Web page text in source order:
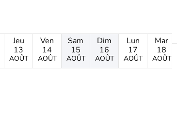
Jeu
13
AOÛT
Ven
14
AOÛT
Sam
15
AOÛT
Dim
16
AOÛT
Lun
17
AOÛT
Mar
18
AOÛT